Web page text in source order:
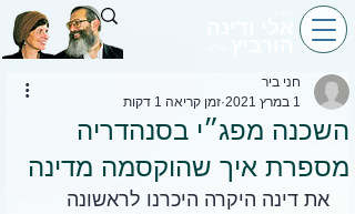
השכנה מפג״י בסנהדריה
מספרת איך שהוקסמה מדינה
חני ביר
1 במרץ 2021
זמן קריאה 1 דקות
את דינה היקרה היכרנו לראשונה